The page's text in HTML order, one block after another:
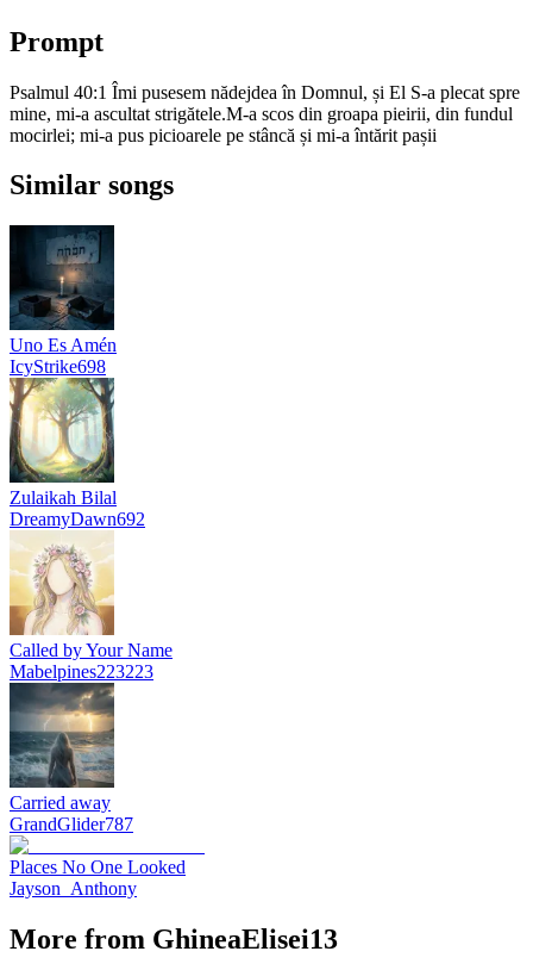
Prompt
Psalmul 40:1 Îmi pusesem nădejdea în Domnul, și El S-a plecat spre
mine, mi-a ascultat strigătele.M-a scos din groapa pieirii, din fundul
mocirlei; mi-a pus picioarele pe stâncă și mi-a întărit pașii
Similar songs
Uno Es Amén
IcyStrike698
Zulaikah Bilal
DreamyDawn692
Called by Your Name
Mabelpines223223
Carried away
GrandGlider787
Places No One Looked
Jayson_Anthony
More from GhineaElisei13